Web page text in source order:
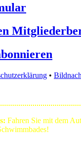
•
Fahren Sie mit dem